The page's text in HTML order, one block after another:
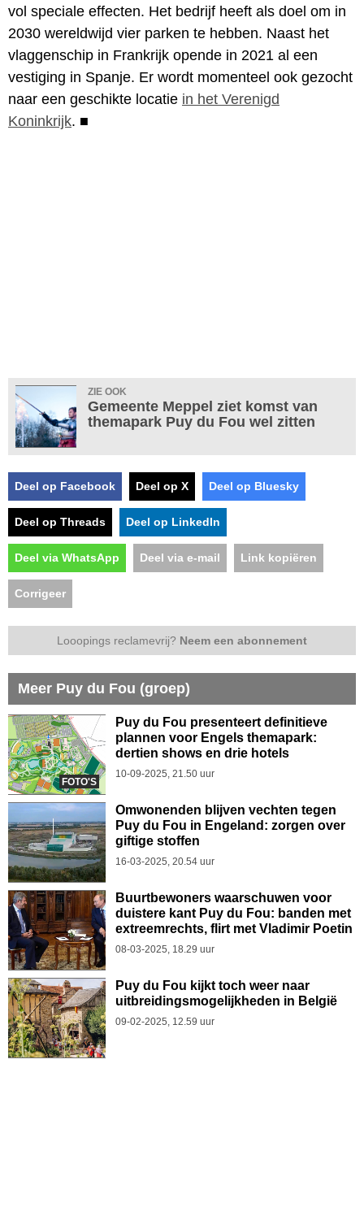
vol speciale effecten. Het bedrijf heeft als doel om in
2030 wereldwijd vier parken te hebben. Naast het
vlaggenschip in Frankrijk opende in 2021 al een
vestiging in Spanje. Er wordt momenteel ook gezocht
naar een geschikte locatie in het Verenigd
Koninkrijk. ■
ZIE OOK
Gemeente Meppel ziet komst van
themapark Puy du Fou wel zitten
Deel op Facebook Deel op X Deel op Bluesky
Deel op Threads Deel op LinkedIn
Deel via WhatsApp Deel via e-mail Link kopiëren
Corrigeer
Looopings reclamevrij? Neem een abonnement
Meer Puy du Fou (groep)
FOTO'S
Puy du Fou presenteert definitieve
plannen voor Engels themapark:
dertien shows en drie hotels
10-09-2025, 21.50 uur
Omwonenden blijven vechten tegen
Puy du Fou in Engeland: zorgen over
giftige stoffen
16-03-2025, 20.54 uur
Buurtbewoners waarschuwen voor
duistere kant Puy du Fou: banden met
extreemrechts, flirt met Vladimir Poetin
08-03-2025, 18.29 uur
Puy du Fou kijkt toch weer naar
uitbreidingsmogelijkheden in België
09-02-2025, 12.59 uur